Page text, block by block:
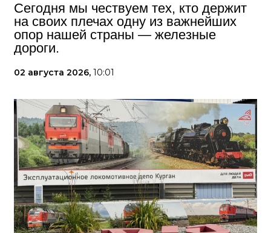
Сегодня мы чествуем тех, кто держит
на своих плечах одну из важнейших
опор нашей страны — железные
дороги.
02 августа 2026, 10:01